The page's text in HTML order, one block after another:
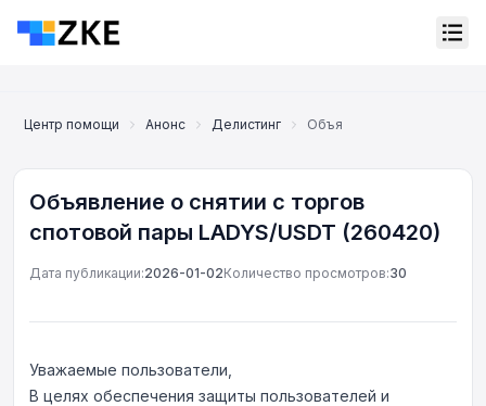
Центр помощи Анонс Делистинг Объявление о снятии с
Объявление о снятии с торгов
спотовой пары LADYS/USDT (260420)
Дата публикации:2026-01-02Количество просмотров:30
Уважаемые пользователи,
В целях обеспечения защиты пользователей и